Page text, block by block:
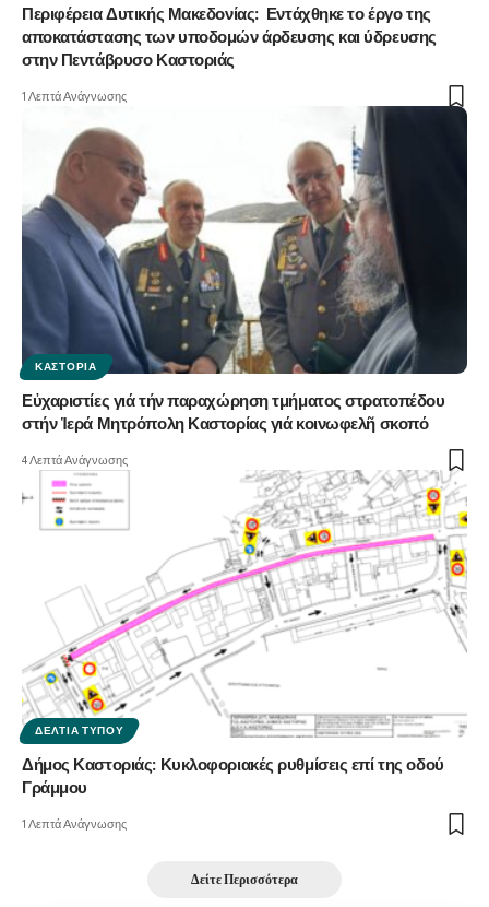
Περιφέρεια Δυτικής Μακεδονίας: Εντάχθηκε το έργο της
αποκατάστασης των υποδομών άρδευσης και ύδρευσης
στην Πεντάβρυσο Καστοριάς
1 Λεπτά Ανάγνωσης
ΚΑΣΤΟΡΙΆ
Εὐχαριστίες γιά τήν παραχώρηση τμήματος στρατοπέδου
στήν Ἱερά Μητρόπολη Καστορίας γιά κοινωφελῆ σκοπό
4 Λεπτά Ανάγνωσης
ΔΕΛΤΊΑ ΤΎΠΟΥ
Δήμος Καστοριάς: Κυκλοφοριακές ρυθμίσεις επί της οδού
Γράμμου
1 Λεπτά Ανάγνωσης
Δείτε Περισσότερα